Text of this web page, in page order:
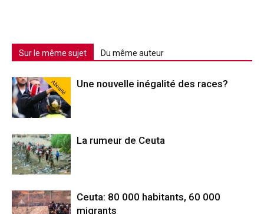
Sur le même sujet Du même auteur
Abonné Une nouvelle inégalité des races?
La rumeur de Ceuta
Ceuta: 80 000 habitants, 60 000
migrants